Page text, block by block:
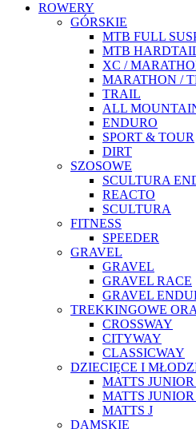
ROWERY
GÓRSKIE
MTB FULL
MTB
XC /
MARATHON /
TRAIL
ALL
ENDURO
SPORT & TOUR
DIRT
SZOSOWE
SCULTURA
REACTO
SCULTURA
FITNESS
SPEEDER
GRAVEL
GRAVEL
GRAVEL RACE
GRAVEL
TREKKINGOWE
CROSSWAY
CITYWAY
CLASSICWAY
DZIECIĘCE I
MATTS JUNIOR
MATTS JUNIOR
MATTS J
DAMSKIE